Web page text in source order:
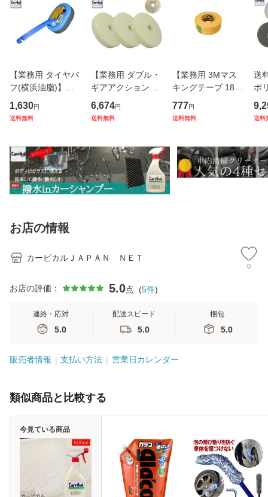
【業務用 タイヤバ
フ(横浜油脂)】タ
イヤＷＡＸ タイヤ
ワックス タイヤ保
洗車用品 カーケア
用品
1,630円
送料無料
【業務用 ダブル・
ギアアクション用
超極細目ウレタン
バフSサイズ 165φ
仕上げ バフ目 オー
ロラ目消し
6,674円
送料無料
【業務用 3Mマス
キングテープ 18m
m 1個】ボディー
養生 車内養生 養生
プ
777円
送料無料
送
ポ
バ
ー
き
艶
送料
お店の情報
カーピカルＪＡＰＡＮ ＮＥＴ
0
お店の評価： 5.0点 (5件)
連絡・応対
5.0
配送スピード
5.0
梱包
5.0
販売者情報 支払い方法 営業日カレンダー
類似商品と比較する
今見ている商品